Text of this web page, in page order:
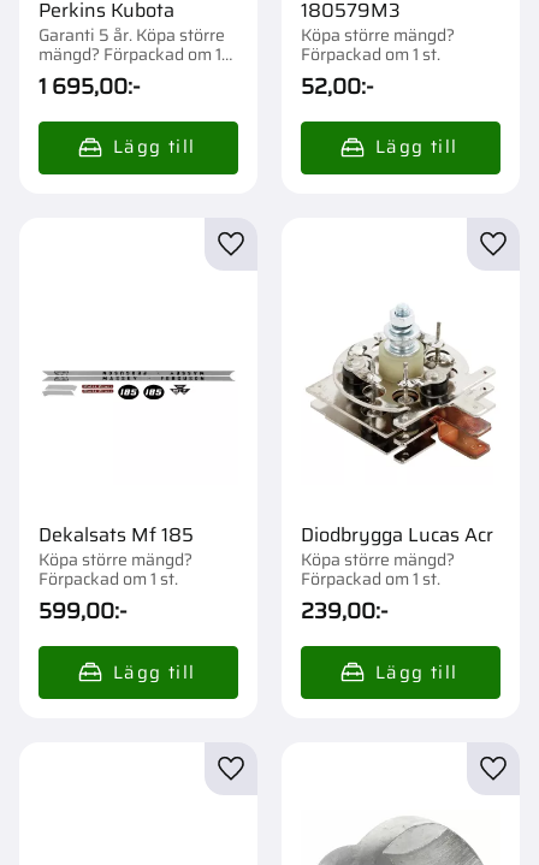
Perkins Kubota
Garanti 5 år. Köpa större
mängd? Förpackad om 1
st.
1 695,00:-
180579M3
Köpa större mängd?
Förpackad om 1 st.
52,00:-
Dekalsats Mf 185
Köpa större mängd?
Förpackad om 1 st.
599,00:-
Lägg till i favoriter
Diodbrygga Lucas Acr
Köpa större mängd?
Förpackad om 1 st.
239,00:-
Lägg till i favoriter